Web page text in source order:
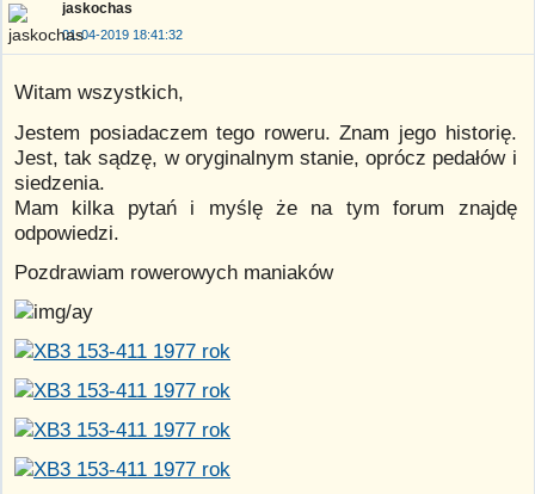
jaskochas
01-04-2019 18:41:32
Witam wszystkich,
Jestem posiadaczem tego roweru. Znam jego historię.
Jest, tak sądzę, w oryginalnym stanie, oprócz pedałów i
siedzenia.
Mam kilka pytań i myślę że na tym forum znajdę
odpowiedzi.
Pozdrawiam rowerowych maniaków